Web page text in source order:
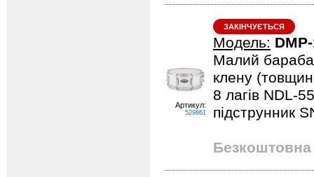
Артикул:
529861
ЗАКІНЧУЄТЬСЯ
Модель:
Малий
клену
8 лагів NDL-
підструнник
Безкоштовна